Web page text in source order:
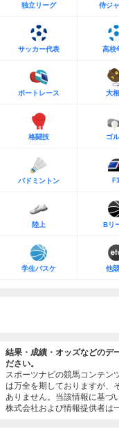
独立リーグ 侍ジ
サッカー代表 高校
ボートレース 大
格闘技 ゴ
バドミントン F1
陸上 Bリ
学生バスケ 他
結果・成績・オッズなどのデ
ださい。
スポーツナビの競馬コンテン
は万全を期しておりますが、
ありません。当該情報に基づ
株式会社および情報提供者は